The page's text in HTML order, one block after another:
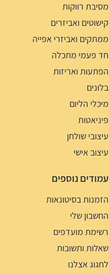
מסיבת רווקות
קישוטים ואביזרים
ממתקים ואביזרי אפייה
חד פעמי מתכלה
הפתעות ואריזות
בלונים
מיכלי הליום
פיניאטות
עיצובי שולחן
עיצוב אישי
עמודים נוספים
הזמנות בסיטונאות
החשבון שלי
רשימת מועדפים
שאלות ותשובות
לחגוג אצלנו